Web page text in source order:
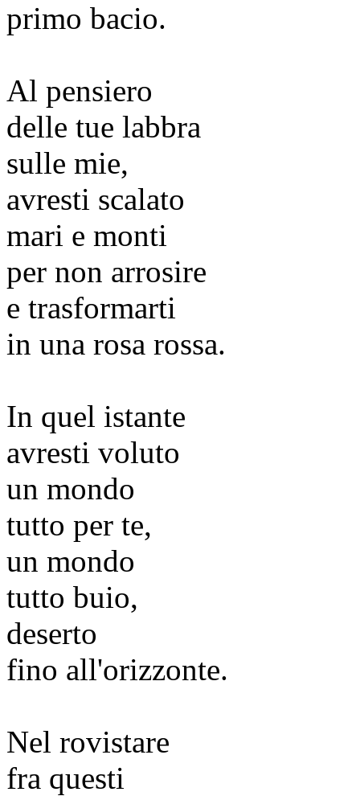
primo bacio.
Al pensiero
delle tue labbra
sulle mie,
avresti scalato
mari e monti
per non arrosire
e trasformarti
in una rosa rossa.
In quel istante
avresti voluto
un mondo
tutto per te,
un mondo
tutto buio,
deserto
fino all'orizzonte.
Nel rovistare
fra questi